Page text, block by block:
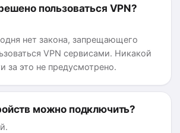
пользоваться VPN?
нет закона, запрещающего
VPN сервисами. Никакой
за это не предусмотрено.
можно подключить?